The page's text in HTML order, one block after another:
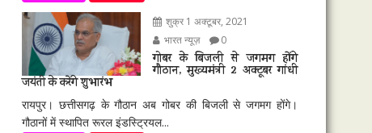
शुक्र 1 अक्टूबर, 2021
भारत न्यूज़
0
गोबर के बिजली से जगमग होंगे
गौठान, मुख्यमंत्री 2 अक्टूबर गांधी
जयंती के करेंगे शुभारंभ
रायपुर। छत्तीसगढ़ के गौठान अब गोबर की बिजली से जगमग होंगे।
गौठानों में स्थापित रूरल इंडस्ट्रियल...